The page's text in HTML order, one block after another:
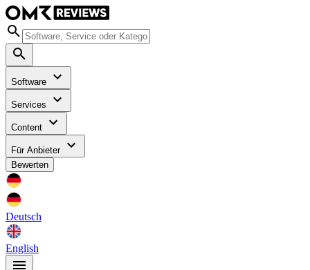
Software
Services
Content
Für Anbieter
Bewerten
Deutsch
English